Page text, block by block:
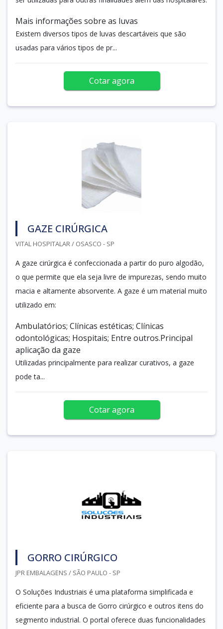
Mais informações sobre as luvas
Existem diversos tipos de luvas descartáveis que são
usadas para vários tipos de pr...
Cotar agora
GAZE CIRÚRGICA
VITAL HOSPITALAR / OSASCO - SP
A gaze cirúrgica é confeccionada a partir do puro algodão,
o que permite que ela seja livre de impurezas, sendo muito
macia e altamente absorvente. A gaze é um material muito
utilizado em:
Ambulatórios; Clínicas estéticas; Clínicas
odontológicas; Hospitais; Entre outros.Principal
aplicação da gaze
Utilizadas principalmente para realizar curativos, a gaze
pode ta...
Cotar agora
GORRO CIRÚRGICO
JPR EMBALAGENS / SÃO PAULO - SP
O Soluções Industriais é uma plataforma simplificada e
eficiente para a busca de Gorro cirúrgico e outros itens do
segmento industrial. O portal oferece duas funcionalidades